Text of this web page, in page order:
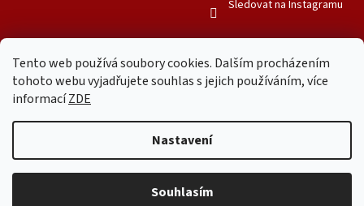
Tento web používá soubory cookies. Dalším procházením
tohoto webu vyjadřujete souhlas s jejich používáním, více
informacíZDE
Nastavení
Souhlasím
Sledovat na Instagramu
Copyright 2026Mr. Candy Bull. Všechna práva vyhrazena.Upravit
nastavení cookies